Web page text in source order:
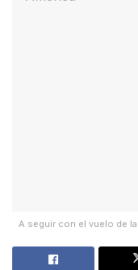
A seguir con el vuelo de